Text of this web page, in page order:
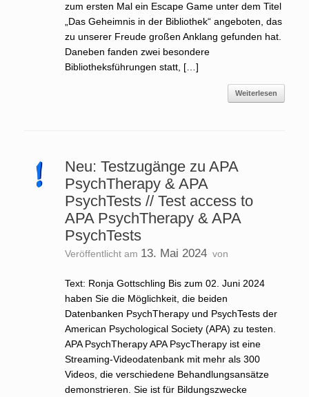
zum ersten Mal ein Escape Game unter dem Titel
„Das Geheimnis in der Bibliothek“ angeboten, das
zu unserer Freude großen Anklang gefunden hat.
Daneben fanden zwei besondere
Bibliotheksführungen statt, […]
Weiterlesen
Neu: Testzugänge zu APA
PsychTherapy & APA
PsychTests // Test access to
APA PsychTherapy & APA
PsychTests
Veröffentlicht am 13. Mai 2024 von
Text: Ronja Gottschling Bis zum 02. Juni 2024
haben Sie die Möglichkeit, die beiden
Datenbanken PsychTherapy und PsychTests der
American Psychological Society (APA) zu testen.
APA PsychTherapy APA PsycTherapy ist eine
Streaming-Videodatenbank mit mehr als 300
Videos, die verschiedene Behandlungsansätze
demonstrieren. Sie ist für Bildungszwecke